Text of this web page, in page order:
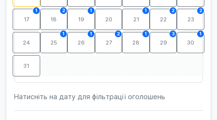
17
1
18
2
19
1
20 21
1
22
2
23
2
24 25
1
26
1
27
2
28
1
29
3
30
1
31
Натисніть на дату для фільтрації оголошень